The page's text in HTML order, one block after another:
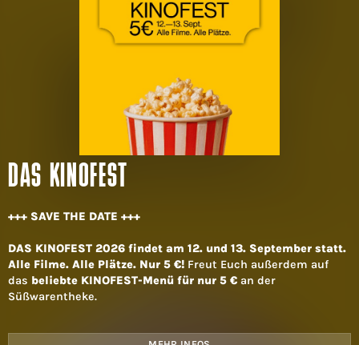
DAS KINOFEST
+++ SAVE THE DATE +++
DAS KINOFEST 2026 findet am 12. und 13. September statt.
Alle Filme. Alle Plätze. Nur 5 €! Freut Euch außerdem auf
das beliebte KINOFEST-Menü für nur 5 € an der
Süßwarentheke.